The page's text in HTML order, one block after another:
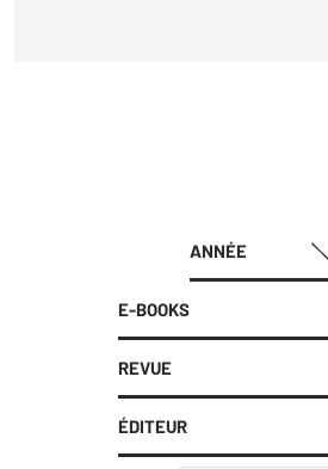
ANNÉE
E-BOOKS
REVUE
ÉDITEUR